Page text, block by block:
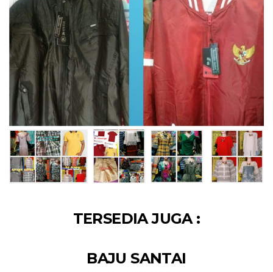
TERSEDIA JUGA :
BAJU SANTAI